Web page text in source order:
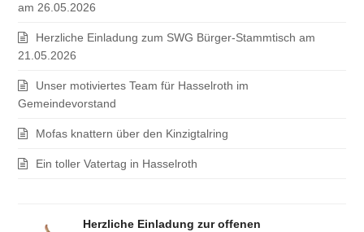
am 26.05.2026
Herzliche Einladung zum SWG Bürger-Stammtisch am
21.05.2026
Unser motiviertes Team für Hasselroth im
Gemeindevorstand
Mofas knattern über den Kinzigtalring
Ein toller Vatertag in Hasselroth
Herzliche Einladung zur offenen